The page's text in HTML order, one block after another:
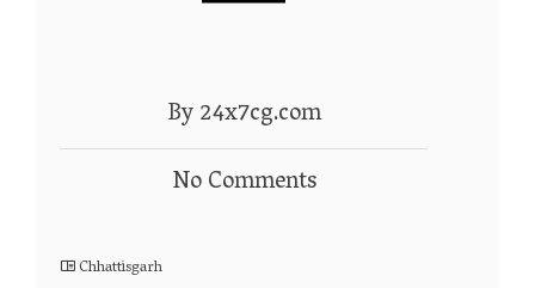
By 24x7cg.com
No Comments
Chhattisgarh